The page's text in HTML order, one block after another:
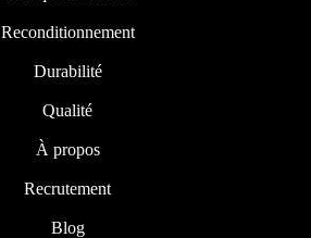
Reconditionnement
Durabilité
Qualité
À propos
Recrutement
Blog